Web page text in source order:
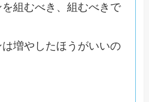
組むべき、組むべきで
増やしたほうがいいの